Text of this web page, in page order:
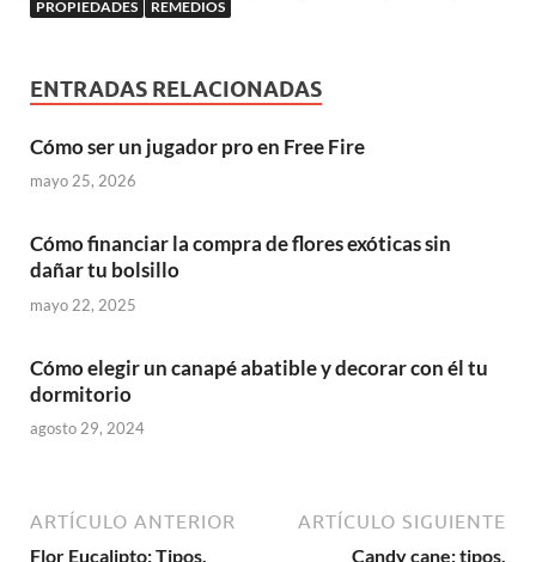
PROPIEDADES
REMEDIOS
ENTRADAS RELACIONADAS
Cómo ser un jugador pro en Free Fire
mayo 25, 2026
Cómo financiar la compra de flores exóticas sin
dañar tu bolsillo
mayo 22, 2025
Cómo elegir un canapé abatible y decorar con él tu
dormitorio
agosto 29, 2024
ARTÍCULO ANTERIOR
Flor Eucalipto: Tipos,
ARTÍCULO SIGUIENTE
Candy cane: tipos,